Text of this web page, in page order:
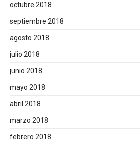
octubre 2018
septiembre 2018
agosto 2018
julio 2018
junio 2018
mayo 2018
abril 2018
marzo 2018
febrero 2018